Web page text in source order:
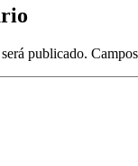
publicado.